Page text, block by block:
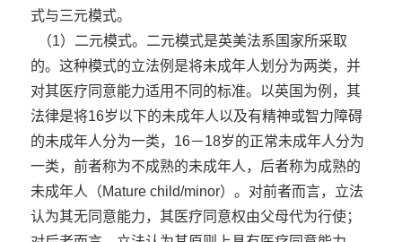
式与三元模式。
（1）二元模式。二元模式是英美法系国家所采取
的。这种模式的立法例是将未成年人划分为两类，并
对其医疗同意能力适用不同的标准。以英国为例，其
法律是将16岁以下的未成年人以及有精神或智力障碍
的未成年人分为一类，16－18岁的正常未成年人分为
一类，前者称为不成熟的未成年人，后者称为成熟的
未成年人（Mature child/minor）。对前者而言，立法
认为其无同意能力，其医疗同意权由父母代为行使；